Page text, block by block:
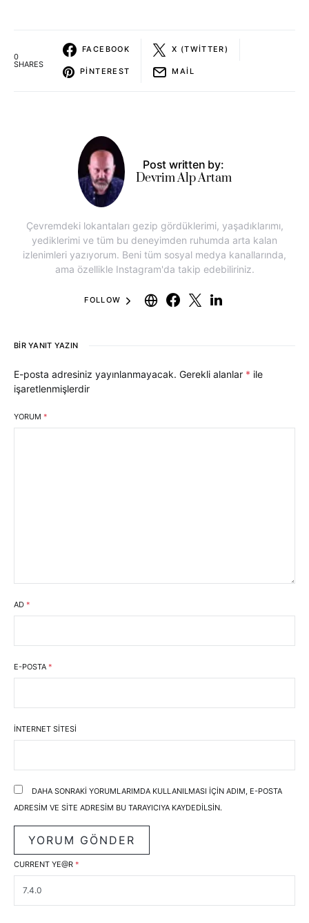
0
SHARES
FACEBOOK X (TWITTER)
PINTEREST MAIL
Post written by:
Devrim Alp Artam
Çevremdeki lokantaları gezip gördüklerimi, yaşadıklarımı,
yediklerimi ve tüm bu deneyimden ruhumda arta kalan
izlenimleri yazıyorum. Beni tüm sosyal medya kanallarında,
ama özellikle Instagram'da takip edebiliriniz.
FOLLOW
BIR YANIT YAZIN
E-posta adresiniz yayınlanmayacak. Gerekli alanlar * ile
işaretlenmişlerdir
YORUM *
AD *
E-POSTA *
İNTERNET SITESI
DAHA SONRAKI YORUMLARIMDA KULLANILMASI IÇIN ADIM, E-POSTA
ADRESIM VE SITE ADRESIM BU TARAYICIYA KAYDEDILSIN.
CURRENT YE@R *